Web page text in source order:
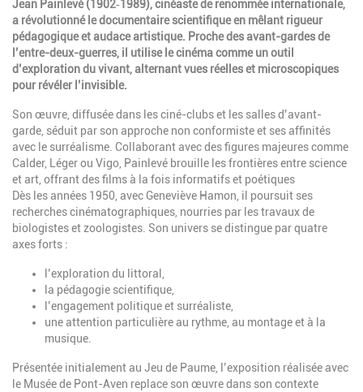
Jean Painlevé (1902‑1989), cinéaste de renommée internationale,
a révolutionné le documentaire scientifique en mêlant rigueur
pédagogique et audace artistique. Proche des avant-gardes de
l’entre-deux-guerres, il utilise le cinéma comme un outil
d’exploration du vivant, alternant vues réelles et microscopiques
pour révéler l’invisible.
Son œuvre, diffusée dans les ciné-clubs et les salles d’avant-
garde, séduit par son approche non conformiste et ses affinités
avec le surréalisme. Collaborant avec des figures majeures comme
Calder, Léger ou Vigo, Painlevé brouille les frontières entre science
et art, offrant des films à la fois informatifs et poétiques
Dès les années 1950, avec Geneviève Hamon, il poursuit ses
recherches cinématographiques, nourries par les travaux de
biologistes et zoologistes. Son univers se distingue par quatre
axes forts :
l’exploration du littoral,
la pédagogie scientifique,
l’engagement politique et surréaliste,
une attention particulière au rythme, au montage et à la
musique.
Présentée initialement au Jeu de Paume, l’exposition réalisée avec
le Musée de Pont-Aven replace son œuvre dans son contexte